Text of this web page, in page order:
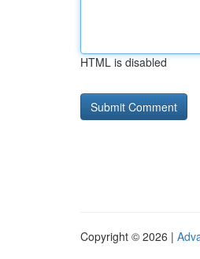
HTML is disabled
Copyright © 2026 |